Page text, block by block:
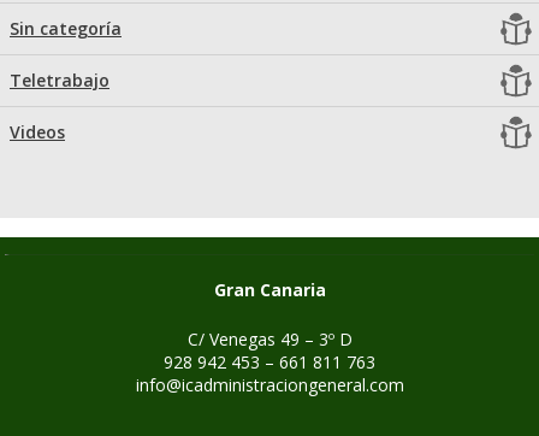
Sin categoría
Teletrabajo
Videos
Gran Canaria
C/ Venegas 49 – 3º D
928 942 453 – 661 811 763
info@icadministraciongeneral.com